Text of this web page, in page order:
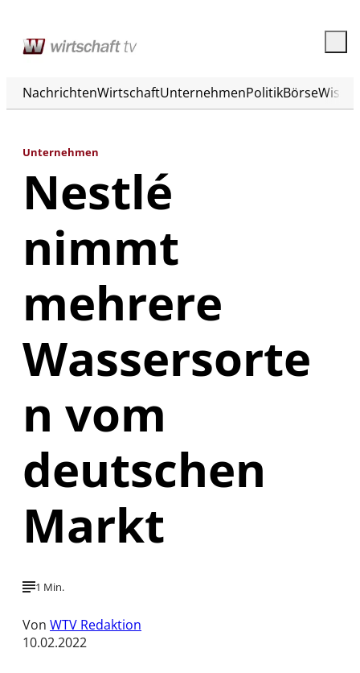
NachrichtenWirtschaftUnternehmenPolitikBörse
Unternehmen
Nestlé
nimmt
mehrere
Wassersorte
n vom
deutschen
Markt
1 Min.
Von WTV Redaktion
10.02.2022